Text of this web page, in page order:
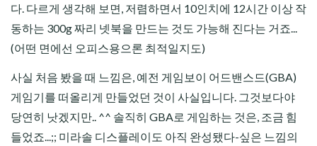
다. 다르게 생각해 보면, 저렴하면서 10인치에 12시간 이상 작
동하는 300g 짜리 넷북을 만드는 것도 가능해 진다는 거죠...
(어떤 면에선 오피스용으론 최적일지도)
사실 처음 봤을 때 느낌은, 예전 게임보이 어드밴스드(GBA)
게임기를 떠올리게 만들었던 것이 사실입니다. 그것보다야
당연히 낫겠지만.. ^^ 솔직히 GBA로 게임하는 것은, 조금 힘
들었죠...;; 미라솔 디스플레이도 아직 완성됐다-싶은 느낌의